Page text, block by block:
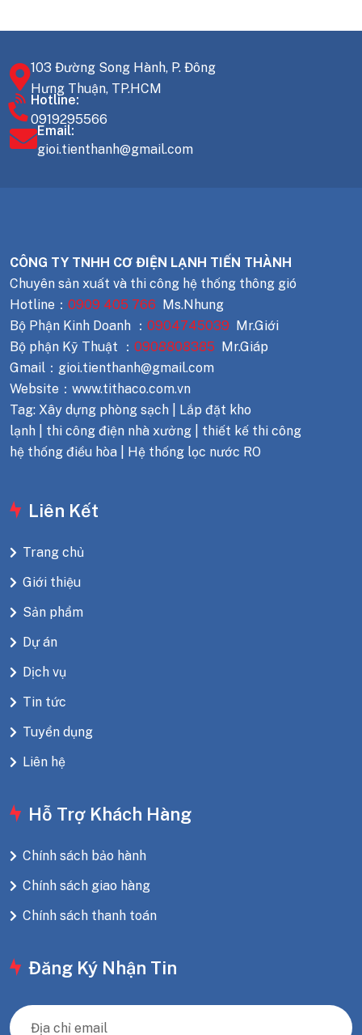
103 Đường Song Hành, P. Đông
Hưng Thuận, TP.HCM
Hotline:
0919295566
Email:
gioi.tienthanh@gmail.com
CÔNG TY TNHH CƠ ĐIỆN LẠNH TIẾN THÀNH
Chuyên sản xuất và thi công hệ thống thông gió
Hotline： 0909 405 766 Ms.Nhung
Bộ Phận Kinh Doanh ： 0904745039 Mr.Giới
Bộ phận Kỹ Thuật ： 0908808385 Mr.Giáp
Gmail：gioi.tienthanh@gmail.com
Website：www.tithaco.com.vn
Tag: Xây dựng phòng sạch | Lắp đặt kho
lạnh | thi công điện nhà xưởng | thiết kế thi công
hệ thống điều hòa | Hệ thống lọc nước RO
Liên Kết
Trang chủ
Giới thiệu
Sản phẩm
Dự án
Dịch vụ
Tin tức
Tuyển dụng
Liên hệ
Hỗ Trợ Khách Hàng
Chính sách bảo hành
Chính sách giao hàng
Chính sách thanh toán
Đăng Ký Nhận Tin